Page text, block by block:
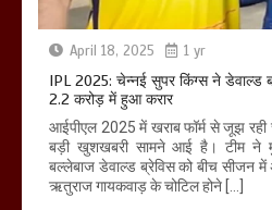
April 18, 2025 1 yr
IPL 2025: चेन्नई सुपर किंग्स ने डेवाल्ड
2.2 करोड़ में हुआ करार
आईपीएल 2025 में खराब फॉर्म से जूझ
बड़ी खुशखबरी सामने आई है। टीम ने
बल्लेबाज डेवाल्ड ब्रेविस को बीच सीजन में
ऋतुराज गायकवाड़ के चोटिल होने […]